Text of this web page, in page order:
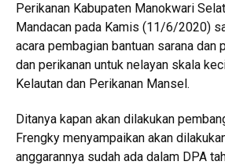
Perikanan Kabupaten Manokwari
Mandacan pada Kamis (11/6/2020)
acara pembagian bantuan sarana dan
dan perikanan untuk nelayan skala
Kelautan dan Perikanan Mansel.
Ditanya kapan akan dilakukan
Frengky menyampaikan akan
anggarannya sudah ada dalam DPA